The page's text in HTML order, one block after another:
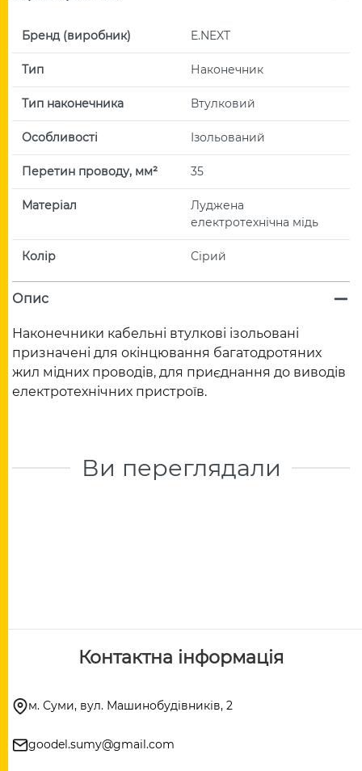
Бренд (виробник) E.NEXT
Тип Наконечник
Тип наконечника Втулковий
Особливості Ізольований
Перетин проводу, мм² 35
Матеріал
Луджена
електротехнічна мідь
Колір Сірий
Опис
Наконечники кабельні втулкові ізольовані
призначені для окінцювання багатодротяних
жил мідних проводів, для приєднання до виводів
електротехнічних пристроїв.
Ви переглядали
Контактна інформація
м. Суми, вул. Машинобудівників, 2
goodel.sumy@gmail.com